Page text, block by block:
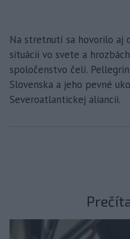
Na stretnutí sa hovorilo aj
situácii vo svete a
spoločenstvo čelí.
Slovenska a jeho pevné
Severoatlantickej aliancii.